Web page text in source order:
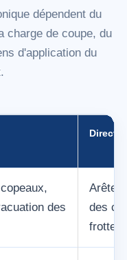
dépendent du
charge de coupe, du
d'application du
des
Arête
des